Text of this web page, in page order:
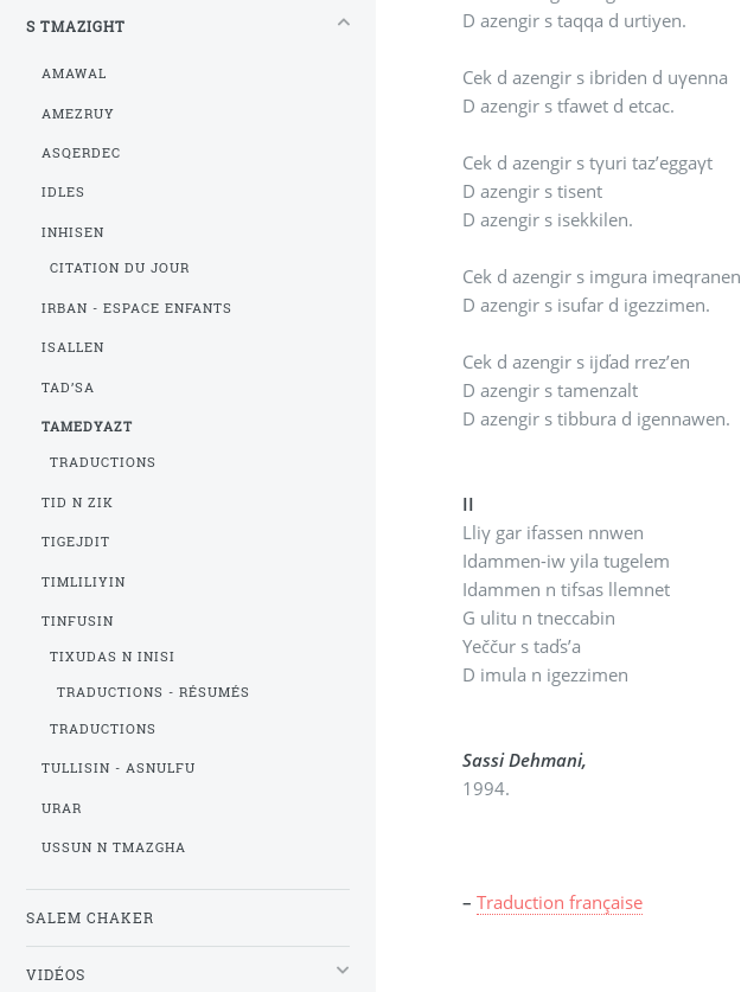
D azengir s taqqa d urtiyen.
Cek d azengir s ibriden d uγenna
D azengir s tfawet d etcac.
Cek d azengir s tγuri taz’eggaγt
D azengir s tisent
D azengir s isekkilen.
Cek d azengir s imgura imeqranen
D azengir s isufar d igezzimen.
Cek d azengir s ijďad rrez’en
D azengir s tamenzalt
D azengir s tibbura d igennawen.
II
Lliγ gar ifassen nnwen
Idammen-iw yila tugelem
Idammen n tifsas llemnet
G ulitu n tneccabin
Yeččur s taďs’a
D imula n igezzimen
Sassi Dehmani,
1994.
– Traduction française
S TMAZIGHT
AMAWAL
AMEZRUY
ASQERDEC
IDLES
INHISEN
CITATION DU JOUR
IRBAN - ESPACE ENFANTS
ISALLEN
TAD’SA
TAMEDYAZT
TRADUCTIONS
TID N ZIK
TIGEJDIT
TIMLILIYIN
TINFUSIN
TIXUDAS N INISI
TRADUCTIONS - RÉSUMÉS
TRADUCTIONS
TULLISIN - ASNULFU
URAR
USSUN N TMAZGHA
SALEM CHAKER
VIDÉOS